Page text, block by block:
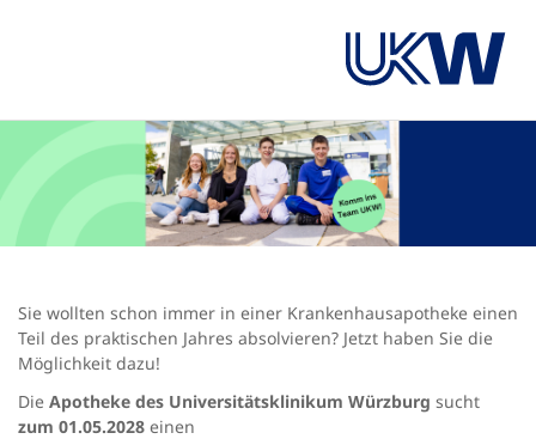
Sie wollten schon immer in einer Krankenhausapotheke einen
Teil des praktischen Jahres absolvieren? Jetzt haben Sie die
Möglichkeit dazu!
Die Apotheke des Universitätsklinikum Würzburg sucht
zum 01.05.2028 einen